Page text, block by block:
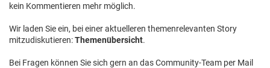
kein Kommentieren mehr möglich.
Wir laden Sie ein, bei einer aktuelleren themenrelevanten Story
mitzudiskutieren:Themenübersicht.
Bei Fragen können Sie sich gern an das Community-Team per Mail